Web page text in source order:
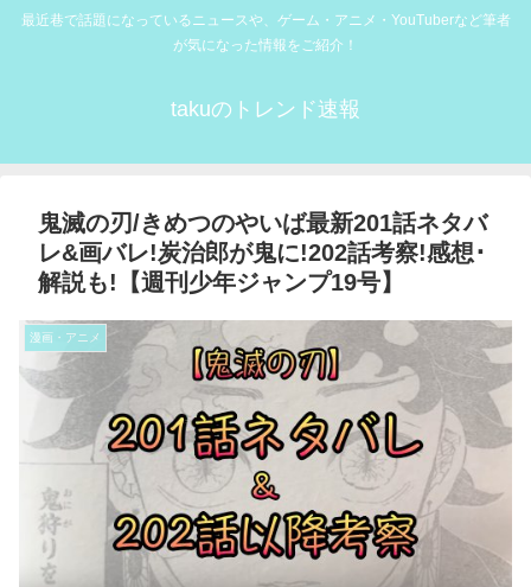
最近巷で話題になっているニュースや、ゲーム・アニメ・YouTuberなど筆者
が気になった情報をご紹介！
takuのトレンド速報
鬼滅の刃/きめつのやいば最新201話ネタバ
レ&画バレ!炭治郎が鬼に!202話考察!感想･
解説も!【週刊少年ジャンプ19号】
漫画・アニメ